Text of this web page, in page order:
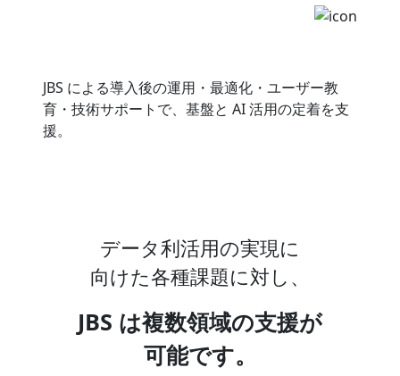
JBS による導入後の運用・最適化・ユーザー教
育・技術サポートで、基盤と AI 活用の定着を支
援。
データ利活用の実現に
向けた各種課題に対し、
JBS は複数領域の支援が
可能です。